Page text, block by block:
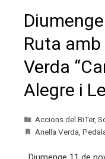
Ruta amb
Verda
Alegre i
Accions del BiTer,
Anella Verda,